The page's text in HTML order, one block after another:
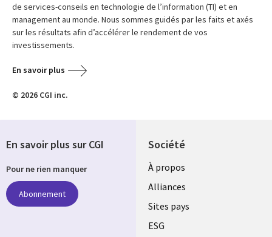
de services-conseils en technologie de l’information (TI) et en
management au monde. Nous sommes guidés par les faits et axés
sur les résultats afin d’accélérer le rendement de vos
investissements.
En savoir plus
© 2026 CGI inc.
Société
À propos
Alliances
Sites pays
ESG
En savoir plus sur CGI
Pour ne rien manquer
Abonnement